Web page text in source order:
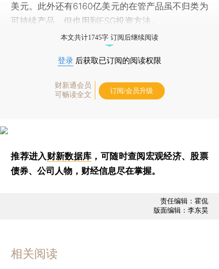
美元。此外还有6160亿美元的在管产品虽不归类为
可持续产品、但也用到ESG投资方法。
本文共计1745字 订阅后继续阅读
登录 后获取已订阅的阅读权限
财新通会员
可畅读全文
订阅/会员升级
推荐进入财新数据库 ，可随时查阅宏观经济、股票
债券、公司人物，财经信息尽在掌握。
责任编辑：霍侃
版面编辑：李东昊
相关阅读